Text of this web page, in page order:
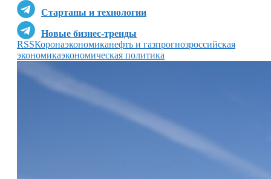
Стартапы и технологии
Новые бизнес-тренды
RSSКоронаэкономиканефть и газпрогнозроссийская
экономикаэкономическая политика